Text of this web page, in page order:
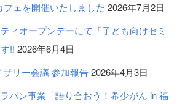
ェを開催いたしました 2026年7月2日
ィオープンデーにて「子ども向けセミ
!! 2026年6月4日
リー会議 参加報告2026年4月3日
バン事業「語り合おう！希少がん in 福